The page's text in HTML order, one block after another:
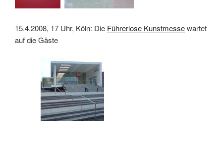
15.4.2008, 17 Uhr, Köln: Die Führerlose Kunstmessewartet
auf die Gäste